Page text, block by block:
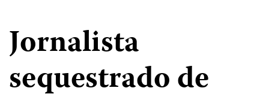
Jornalista
sequestrado de